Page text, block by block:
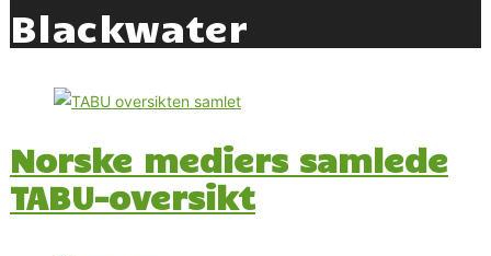
Blackwater
Norske mediers samlede
TABU-oversikt